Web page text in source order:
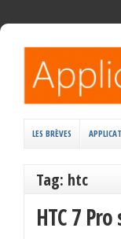
LES BRÈVES
Tag: htc
HTC 7